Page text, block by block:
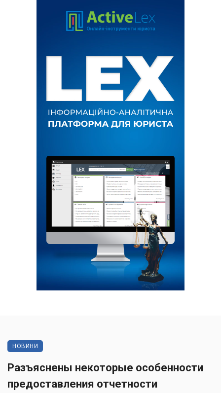
НОВИНИ
Разъяснены некоторые особенности
предоставления отчетности